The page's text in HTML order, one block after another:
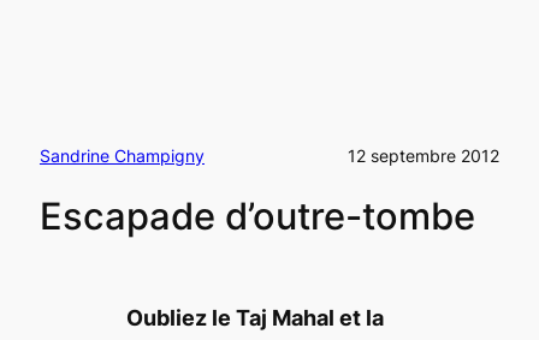
Sandrine Champigny 12 septembre 2012
Escapade ­d’outre-tombe­
Oubliez le Taj Mahal et la